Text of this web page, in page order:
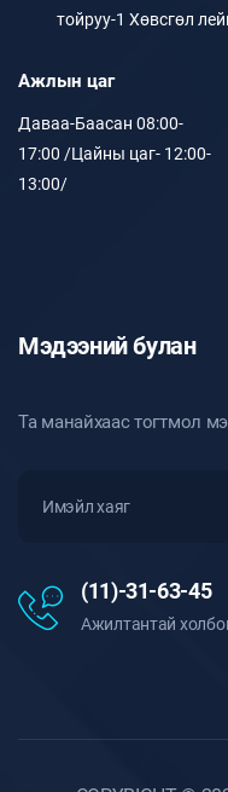
тойруу-1 Хөвсгөл
Ажлын цаг
Даваа-Баасан 08:00-
17:00 /Цайны цаг- 12:00-
13:00/
Мэдээний булан
Та манайхаас тогтмол
(11)-31-63-45
Ажилтантай